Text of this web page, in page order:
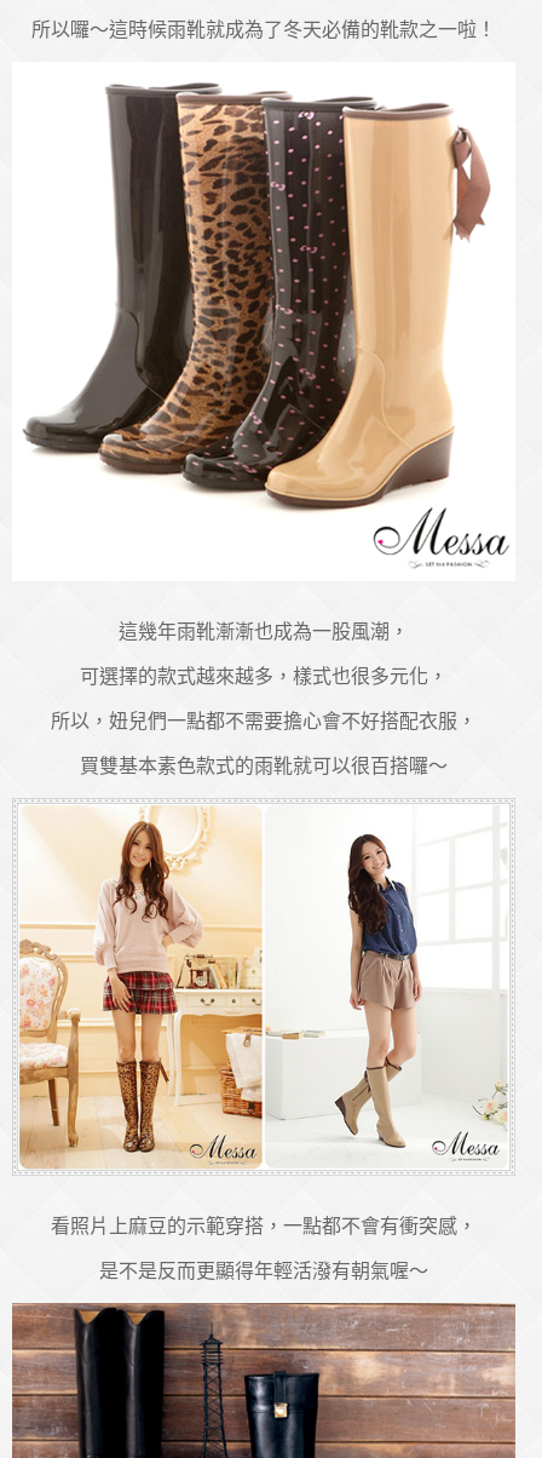
所以囉～這時候雨靴就成為了冬天必備的靴款之一啦！
這幾年雨靴漸漸也成為一股風潮，
可選擇的款式越來越多，樣式也很多元化，
所以，妞兒們一點都不需要擔心會不好搭配衣服，
買雙基本素色款式的雨靴就可以很百搭囉～
看照片上麻豆的示範穿搭，一點都不會有衝突感，
是不是反而更顯得年輕活潑有朝氣喔～